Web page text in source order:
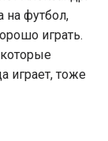
на футбол,
играть.
играет, тоже